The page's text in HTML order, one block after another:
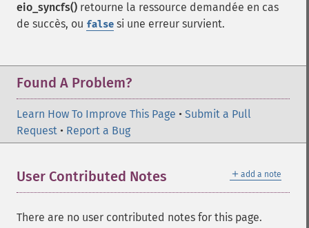
eio_syncfs() retourne la ressource demandée en cas
de succès, ou false si une erreur survient.
Found A Problem?
Learn How To Improve This Page • Submit a Pull
Request • Report a Bug
＋ add a note
User Contributed Notes
There are no user contributed notes for this page.